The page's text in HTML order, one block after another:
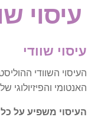
כאבי גב
כאבי
כאבי צוואר
עיסוי
עיסוי שוודי
העיסוי השוודי
האנטומי
העיסוי משפיע על